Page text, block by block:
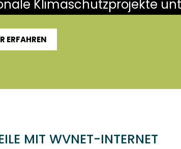
Klimaschutzprojekte
ERFAHREN
MIT WVNET-INTERNET